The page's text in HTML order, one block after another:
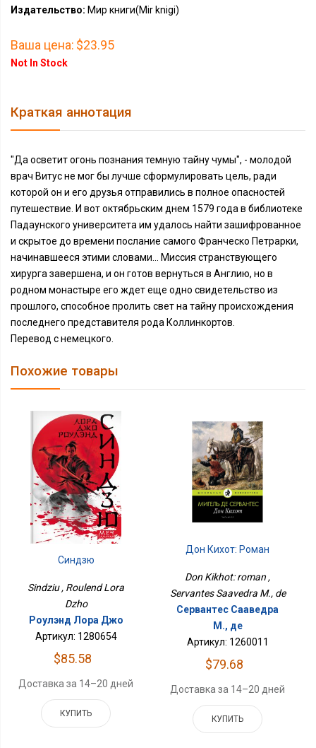
Издательство: Мир книги(Mir knigi)
Ваша цена: $23.95
Not In Stock
Краткая аннотация
"Да осветит огонь познания темную тайну чумы", - молодой
врач Витус не мог бы лучше сформулировать цель, ради
которой он и его друзья отправились в полное опасностей
путешествие. И вот октябрьским днем 1579 года в библиотеке
Падаунского университета им удалось найти зашифрованное
и скрытое до времени послание самого Франческо Петрарки,
начинавшееся этими словами... Миссия странствующего
хирурга завершена, и он готов вернуться в Англию, но в
родном монастыре его ждет еще одно свидетельство из
прошлого, способное пролить свет на тайну происхождения
последнего представителя рода Коллинкортов.
Перевод с немецкого.
Похожие товары
Синдзю
Sindziu , Roulend Lora
Dzho
Роулэнд Лора Джо
Артикул: 1280654
$85.58
Доставка за 14–20 дней
КУПИТЬ
Дон Кихот: Роман
Don Kikhot: roman ,
Servantes Saavedra M., de
Сервантес Сааведра
М., де
Артикул: 1260011
$79.68
Доставка за 14–20 дней
КУПИТЬ